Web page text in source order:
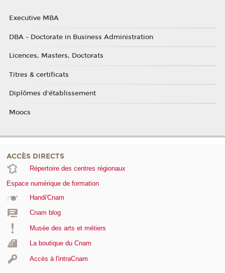
Executive MBA
DBA - Doctorate in Business Administration
Licences, Masters, Doctorats
Titres & certificats
Diplômes d'établissement
Moocs
ACCÈS DIRECTS
Répertoire des centres régionaux
Espace numérique de formation
Handi'Cnam
Cnam blog
Musée des arts et métiers
La boutique du Cnam
Accès à l'intraCnam